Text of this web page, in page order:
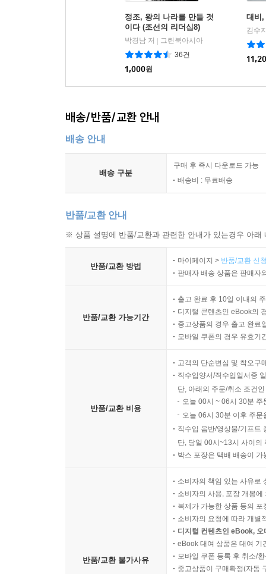
정조, 왕의 나라를 만들 것
이다 (조선의 리더십8)
박경남 저
그린북아시아
36건
1,000원
대비,
김수
배송/반품/교환 안내
배송 안내
배송 구분
구매 후 즉시 다운로드 가능
배송비 : 무료배송
반품/교환 안내
※ 상품 설명에 반품/교환과 관련한 안내가 있는경우 아
반품/교환 방법
마이페이지 > 반품/교환 신
판매자 배송 상품은 판매자
반품/교환 가능기간
출고 완료 후 10일 이내의
디지털 콘텐츠인 eBook의
중고상품의 경우 출고 완료
모바일 쿠폰의 경우 유효기
반품/교환 비용
고객의 단순변심 및 착오구
직수입양서/직수입일서중
단, 아래의 주문/취소 조건
오늘 00시 ~ 06시 30분
오늘 06시 30분 이후 주
직수입 음반/영상물/기프트
단, 당일 00시~13시 사이의
박스 포장은 택배 배송이
반품/교환 불가사유
소비자의 책임 있는 사유로
소비자의 사용, 포장 개봉
복제가 가능한 상품 등의
소비자의 요청에 따라 개별
디지털 컨텐츠인 eBook,
eBook 대여 상품은 대여 기
모바일 쿠폰 등록 후 취소/
중고상품이 구매확정(자동